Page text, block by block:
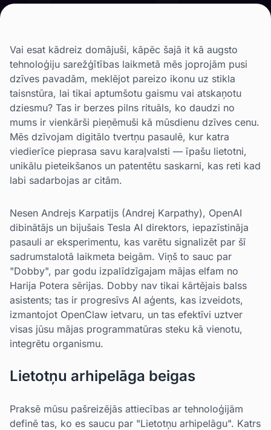
Vai esat kādreiz domājuši, kāpēc šajā it kā augsto
tehnoloģiju sarežģītības laikmetā mēs joprojām pusi
dzīves pavadām, meklējot pareizo ikonu uz stikla
taisnstūra, lai tikai aptumšotu gaismu vai atskaņotu
dziesmu? Tas ir berzes pilns rituāls, ko daudzi no
mums ir vienkārši pieņēmuši kā mūsdienu dzīves cenu.
Mēs dzīvojam digitālo tvertņu pasaulē, kur katra
viedierīce pieprasa savu karaļvalsti — īpašu lietotni,
unikālu pieteikšanos un patentētu saskarni, kas reti kad
labi sadarbojas ar citām.
Nesen Andrejs Karpatijs (Andrej Karpathy), OpenAI
dibinātājs un bijušais Tesla AI direktors, iepazīstināja
pasauli ar eksperimentu, kas varētu signalizēt par šī
sadrumstalotā laikmeta beigām. Viņš to sauc par
"Dobby", par godu izpalīdzīgajam mājas elfam no
Harija Potera sērijas. Dobby nav tikai kārtējais balss
asistents; tas ir progresīvs AI aģents, kas izveidots,
izmantojot OpenClaw ietvaru, un tas efektīvi uztver
visas jūsu mājas programmatūras steku kā vienotu,
integrētu organismu.
Lietotņu arhipelāga beigas
Praksē mūsu pašreizējās attiecības ar tehnoloģijām
definē tas, ko es saucu par "Lietotņu arhipelāgu". Katrs